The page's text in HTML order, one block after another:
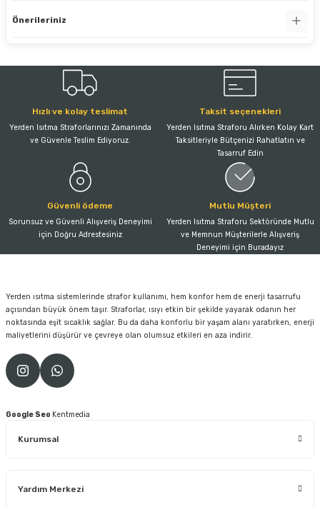
Önerileriniz
Hızlı ve kolay teslimat
Yerden Isıtma Straforlarınızı Zamanında
ve Güvenle Teslim Ediyoruz.
Taksit seçenekleri
Yerden Isıtma Straforu Alırken Kolay Kart
Taksitleriyle Bütçenizi Rahatlatın ve
Tasarruf Edin
Güvenli ödeme
Sorunsuz ve Güvenli Alışveriş Deneyimi
için Doğru Adrestesiniz
Mutlu Müşteri
Yerden Isıtma Straforu Sektöründe Mutlu
ve Memnun Müşterilerle Alışveriş
Deneyimi için Buradayız
Yerden ısıtma sistemlerinde strafor kullanımı, hem konfor hem de enerji tasarrufu
açısından büyük önem taşır. Straforlar, ısıyı etkin bir şekilde yayarak odanın her
noktasında eşit sıcaklık sağlar. Bu da daha konforlu bir yaşam alanı yaratırken, enerji
maliyetlerini düşürür ve çevreye olan olumsuz etkileri en aza indirir.
Google Seo Kentmedia
Kurumsal
Yardım Merkezi